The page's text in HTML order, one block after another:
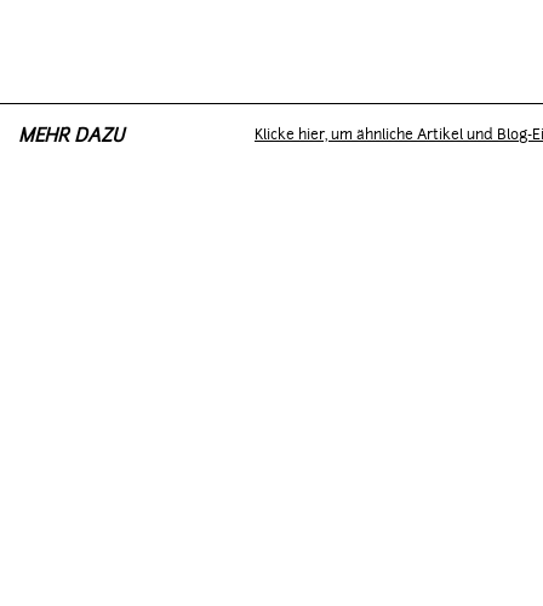
MEHR DAZU Klicke hier, um ähnliche Artikel und Blog-